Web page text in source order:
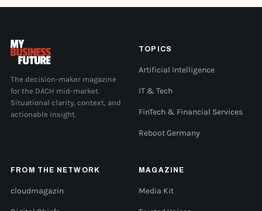
The decision-maker magazine
for the DACH mid-market.
Situational clarity, context, and
actionable insight.
TOPICS
Artificial Intelligence
IT & Tech
FinTech & Financial Services
Reboot Germany
FROM THE NETWORK
cloudmagazin
MAGAZINE
Media Kit